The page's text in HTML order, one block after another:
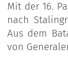
Mit der 16.
nach
Aus dem
von